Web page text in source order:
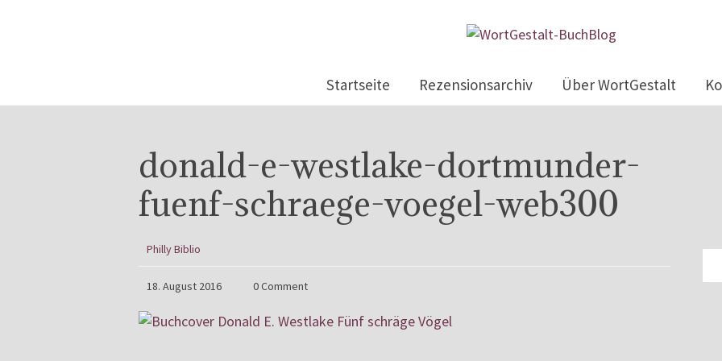
Startseite Rezensionsarchiv Über WortGestalt
donald-e-westlake-dortmunder-
fuenf-schraege-voegel-web300
Philly Biblio
18. August 2016 0 Comment